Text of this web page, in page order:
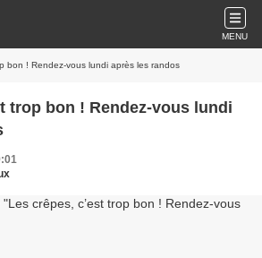
MENU
bon ! Rendez-vous lundi après les randos
trop bon ! Rendez-vous lundi